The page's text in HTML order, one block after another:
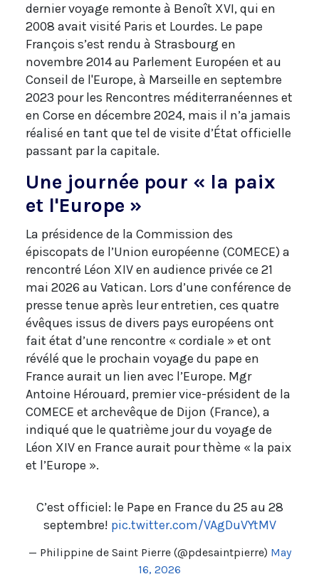
dernier voyage remonte à Benoît XVI, qui en
2008 avait visité Paris et Lourdes. Le pape
François s’est rendu à Strasbourg en
novembre 2014 au Parlement Européen et au
Conseil de l'Europe, à Marseille en septembre
2023 pour les Rencontres méditerranéennes et
en Corse en décembre 2024, mais il n’a jamais
réalisé en tant que tel de visite d’État officielle
passant par la capitale.
Une journée pour « la paix
et l'Europe »
La présidence de la Commission des
épiscopats de l’Union européenne (COMECE) a
rencontré Léon XIV en audience privée ce 21
mai 2026 au Vatican. Lors d’une conférence de
presse tenue après leur entretien, ces quatre
évêques issus de divers pays européens ont
fait état d’une rencontre « cordiale » et ont
révélé que le prochain voyage du pape en
France aurait un lien avec l’Europe. Mgr
Antoine Hérouard, premier vice-président de la
COMECE et archevêque de Dijon (France), a
indiqué que le quatrième jour du voyage de
Léon XIV en France aurait pour thème « la paix
et l’Europe ».
C’est officiel: le Pape en France du 25 au 28
septembre! pic.twitter.com/VAgDuVYtMV
— Philippine de Saint Pierre (@pdesaintpierre) May
16, 2026